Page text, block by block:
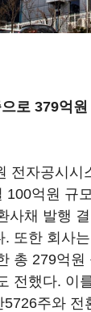
로 379억
전자공시시
100억원 규
사채 발행
. 또한 회사
총 279억
전했다. 이
5726주와 전